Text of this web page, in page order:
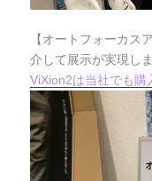
【オートフォーカス
介して展示が実現しま
ViXion2は当社でも購